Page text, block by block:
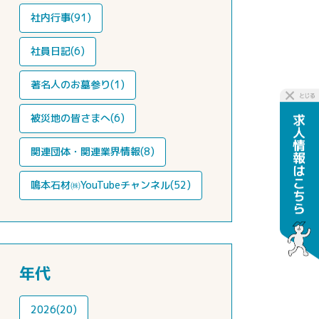
社内行事(91)
社員日記(6)
著名人のお墓参り(1)
被災地の皆さまへ(6)
関連団体・関連業界情報(8)
鳴本石材㈱YouTubeチャンネル(52)
年代
2026(20)